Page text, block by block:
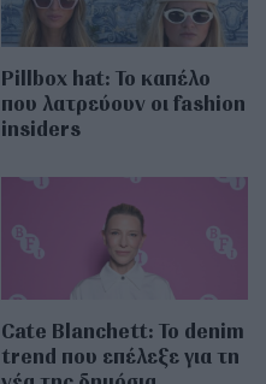
Pillbox hat: Το καπέλο
που λατρεύουν οι fashion
insiders
Cate Blanchett: Το denim
trend που επέλεξε για τη